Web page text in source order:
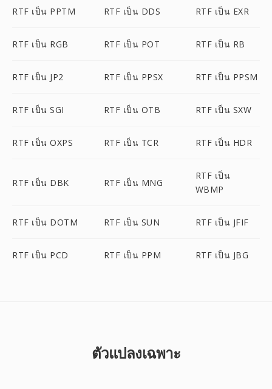
RTF เป็น PPTM RTF เป็น DDS RTF เป็น EXR
RTF เป็น RGB RTF เป็น POT RTF เป็น RB
RTF เป็น JP2 RTF เป็น PPSX RTF เป็น PPSM
RTF เป็น SGI RTF เป็น OTB RTF เป็น SXW
RTF เป็น OXPS RTF เป็น TCR RTF เป็น HDR
RTF เป็น DBK RTF เป็น MNG
RTF เป็น
WBMP
RTF เป็น DOTM RTF เป็น SUN RTF เป็น JFIF
RTF เป็น PCD RTF เป็น PPM RTF เป็น JBG
ตัวแปลงเฉพาะ